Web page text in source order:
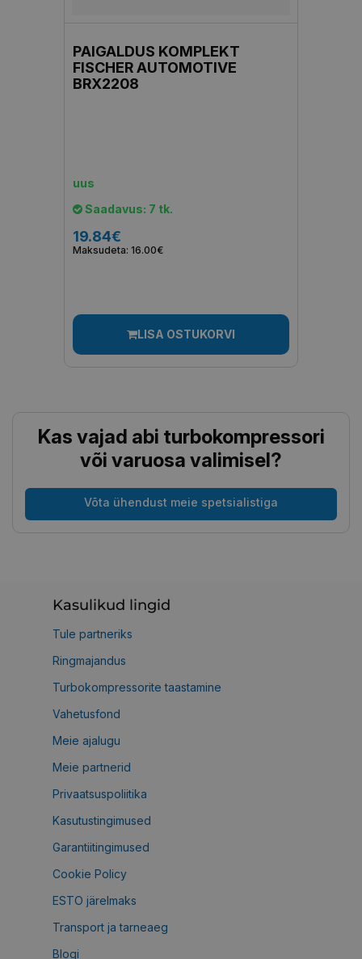
PAIGALDUS KOMPLEKT
FISCHER AUTOMOTIVE
BRX2208
uus
Saadavus: 7 tk.
19.84€
Maksudeta: 16.00€
LISA OSTUKORVI
Kas vajad abi turbokompressori
või varuosa valimisel?
Võta ühendust meie spetsialistiga
Kasulikud lingid
Tule partneriks
Ringmajandus
Turbokompressorite taastamine
Vahetusfond
Meie ajalugu
Meie partnerid
Privaatsuspoliitika
Kasutustingimused
Garantiitingimused
Cookie Policy
ESTO järelmaks
Transport ja tarneaeg
Blogi